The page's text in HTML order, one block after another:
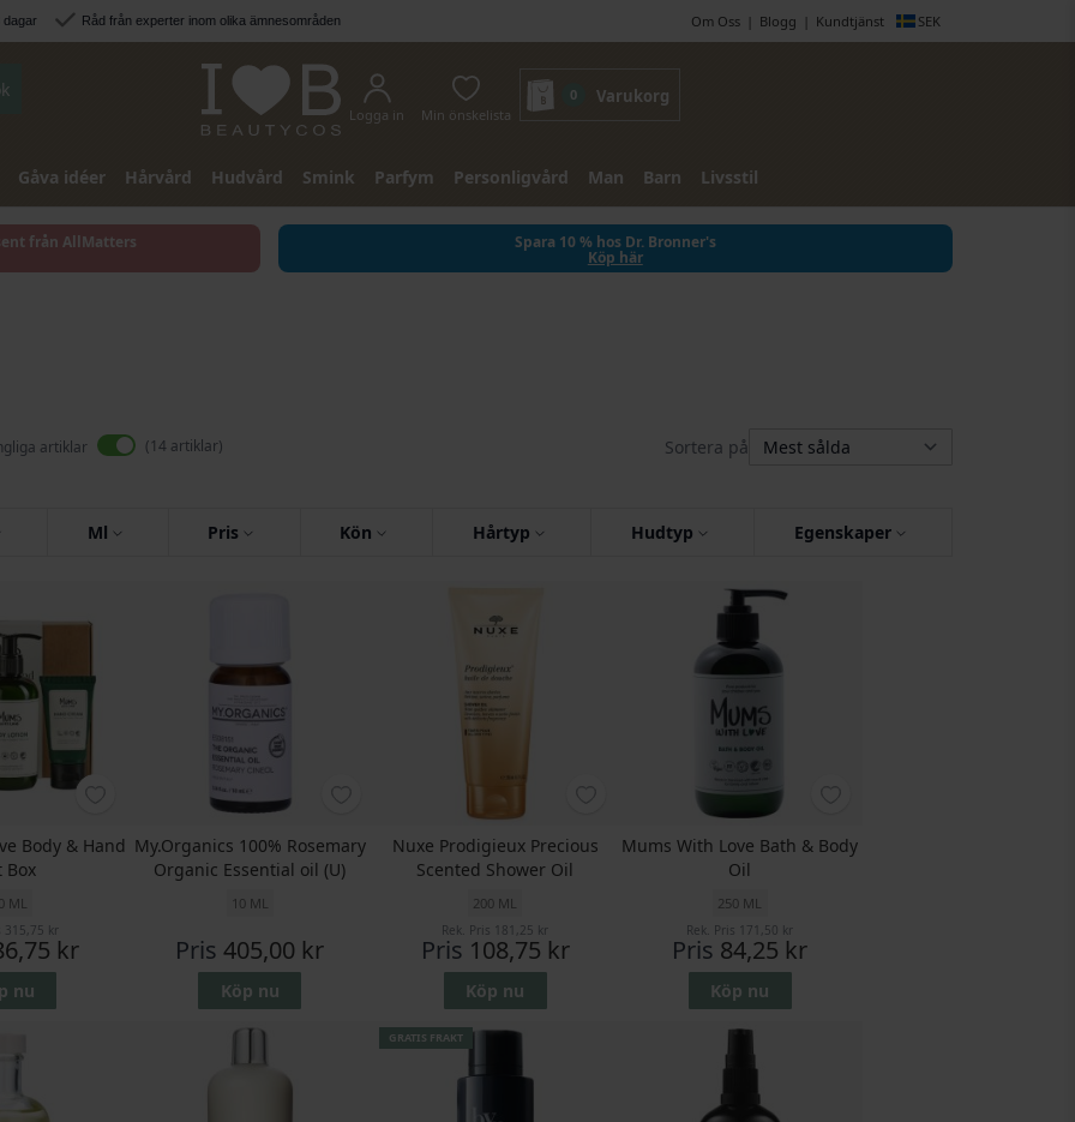
dagar Råd från experter inom olika ämnesområden SEK
Om Oss Blogg Kundtjänst
Logga in Min önskelista
0 Varukorg
Gåva idéer Hårvård Hudvård Smink Parfym Personligvård Man Barn Livsstil
från AllMatters Spara 10 % hos Dr. Bronner's
Köp här
artiklar 14 artiklar Sortera på
Ml Pris Kön Hårtyp Hudtyp Egenskaper
Body & Hand
Box
ML
315,75 kr
kr
nu
My.Organics 100% Rosemary
Organic Essential oil (U)
10 ML
Pris 405,00 kr
Köp nu
Nuxe Prodigieux Precious
Scented Shower Oil
200 ML
Rek. Pris 181,25 kr
Pris 108,75 kr
Köp nu
Mums With Love Bath & Body
Oil
250 ML
Rek. Pris 171,50 kr
Pris 84,25 kr
Köp nu
GRATIS FRAKT